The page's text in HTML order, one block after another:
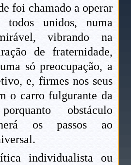
foi chamado a operar
unidos, numa
vibrando na
de fraternidade,
só preocupação, a
e, firmes nos seus
o carro fulgurante da
obstáculo
os passos ao
individualista ou